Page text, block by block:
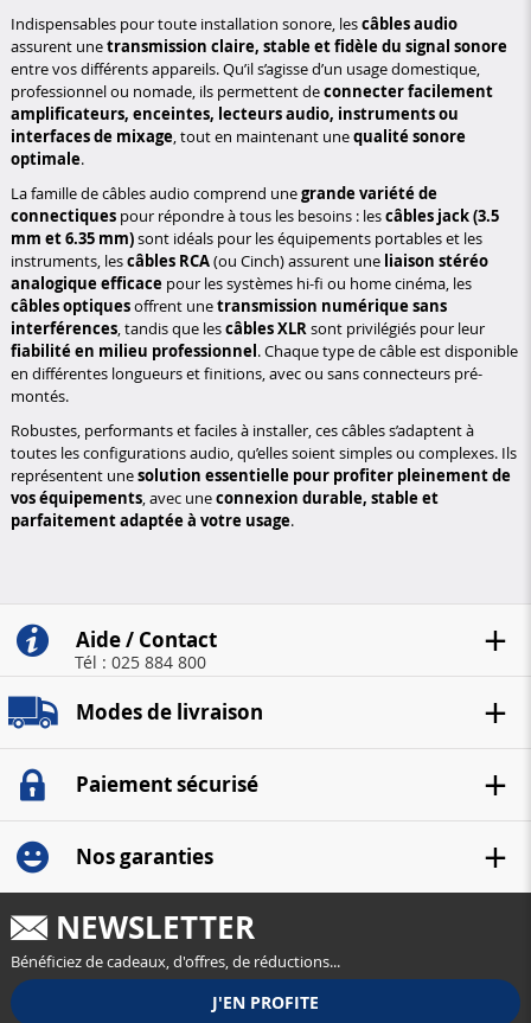
Indispensables pour toute installation sonore, lescâbles audio
assurent unetransmission claire, stable et fidèle du signal sonore
entre vos différents appareils. Qu’il s’agisse d’un usage domestique,
professionnel ou nomade, ils permettent deconnecter facilement
amplificateurs, enceintes, lecteurs audio, instruments ou
interfaces de mixage, tout en maintenant unequalité sonore
optimale.
La famille de câbles audio comprend unegrande variété de
connectiques pour répondre à tous les besoins : lescâbles jack (3.5
mm et 6.35 mm)sont idéals pour les équipements portables et les
instruments, lescâbles RCA(ou Cinch) assurent une liaison stéréo
analogique efficace pour les systèmes hi-fi ou home cinéma, les
câbles optiquesoffrent unetransmission numérique sans
interférences, tandis que lescâbles XLRsont privilégiés pour leur
fiabilité en milieu professionnel. Chaque type de câble est disponible
en différentes longueurs et finitions, avec ou sans connecteurs pré-
montés.
Robustes, performants et faciles à installer, ces câbles s’adaptent à
toutes les configurations audio, qu’elles soient simples ou complexes. Ils
représentent unesolution essentielle pour profiter pleinement de
vos équipements , avec uneconnexion durable, stable et
parfaitement adaptée à votre usage.
Aide / Contact
Tél : 025 884 800
Modes de livraison
Paiement sécurisé
Nos garanties
NEWSLETTER
Bénéficiez de cadeaux, d'offres, de réductions...